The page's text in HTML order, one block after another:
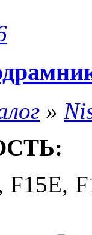
»
F15E,